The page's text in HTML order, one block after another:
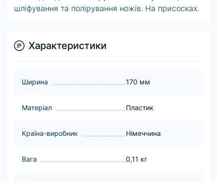
шліфування та полірування ножів. На присосках.
Характеристики
Ширина 170 мм
Матеріал Пластик
Країна-виробник Німеччина
Вага 0,11 кг